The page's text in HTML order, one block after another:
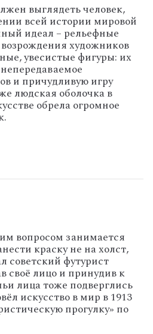
выглядеть человек,
всей истории мировой
идеал – рельефные
художников
увесистые фигуры: их
и причудливую игру
людская оболочка в
обрела огромное
вопросом занимается
краску не на холст,
советский футурист
своё лицо и принудив к
лица тоже подверглись
искусство в мир в 1913
прогулку» по